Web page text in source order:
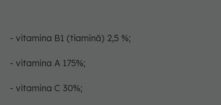
- vitamina B1 (tiamină) 2,5 %;
- vitamina A 175%;
- vitamina C 30%;